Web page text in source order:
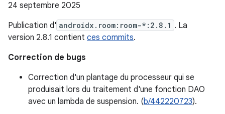
24 septembre 2025
Publication d' androidx.room:room-*:2.8.1 . La
version 2.8.1 contient ces commits.
Correction de bugs
Correction d'un plantage du processeur qui se
produisait lors du traitement d'une fonction DAO
avec un lambda de suspension. (b/442220723).